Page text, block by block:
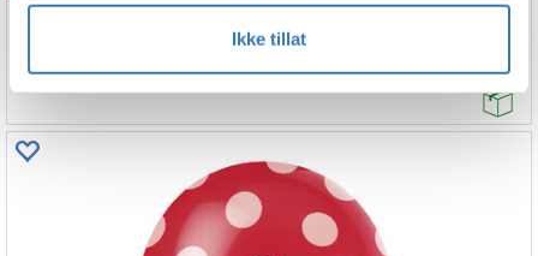
Ikke tillat
Rubinrød med Prikker
8 Hatter i papp
39,90